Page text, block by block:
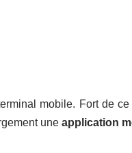
mobile. Fort de
uneapplication